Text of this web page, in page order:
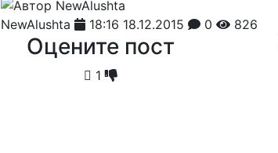
NewAlushta 18:16 18.12.2015 0 826
Оцените пост
1